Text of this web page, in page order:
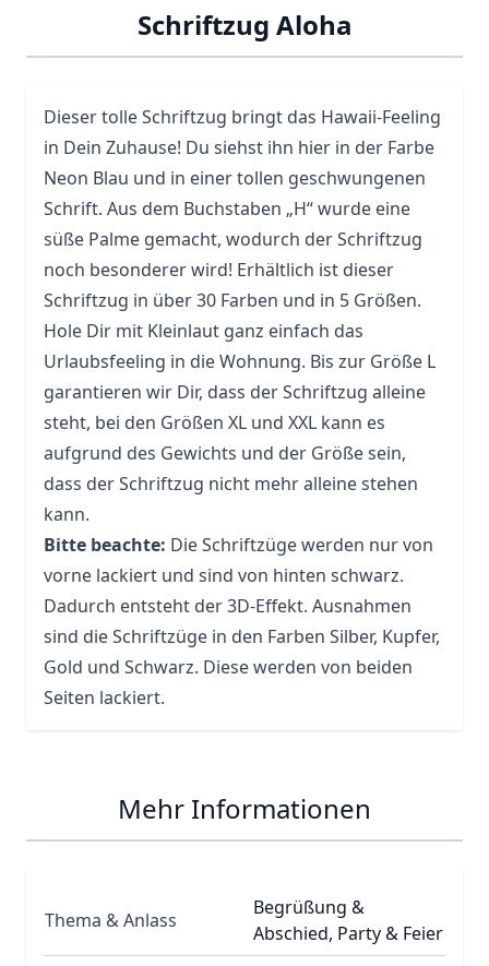
Schriftzug Aloha
Dieser tolle Schriftzug bringt das Hawaii-Feeling
in Dein Zuhause! Du siehst ihn hier in der Farbe
Neon Blau und in einer tollen geschwungenen
Schrift. Aus dem Buchstaben „H“ wurde eine
süße Palme gemacht, wodurch der Schriftzug
noch besonderer wird! Erhältlich ist dieser
Schriftzug in über 30 Farben und in 5 Größen.
Hole Dir mit Kleinlaut ganz einfach das
Urlaubsfeeling in die Wohnung. Bis zur Größe L
garantieren wir Dir, dass der Schriftzug alleine
steht, bei den Größen XL und XXL kann es
aufgrund des Gewichts und der Größe sein,
dass der Schriftzug nicht mehr alleine stehen
kann.
Bitte beachte: Die Schriftzüge werden nur von
vorne lackiert und sind von hinten schwarz.
Dadurch entsteht der 3D-Effekt. Ausnahmen
sind die Schriftzüge in den Farben Silber, Kupfer,
Gold und Schwarz. Diese werden von beiden
Seiten lackiert.
Mehr Informationen
Thema & Anlass
Begrüßung &
Abschied, Party & Feier